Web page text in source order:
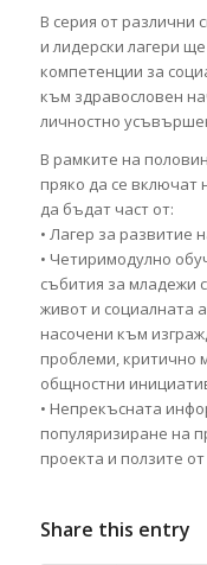
В серия от различни
и лидерски лагери
компетенции за
към здравословен
личностно
В рамките на
пряко да се включат
да бъдат част от:
• Лагер за развитие
• Четиримодулно
събития за младежи
живот и социалната
насочени към
проблеми, критично
общностни
• Непрекъсната
популяризиране на
проекта и ползите
Share this entry